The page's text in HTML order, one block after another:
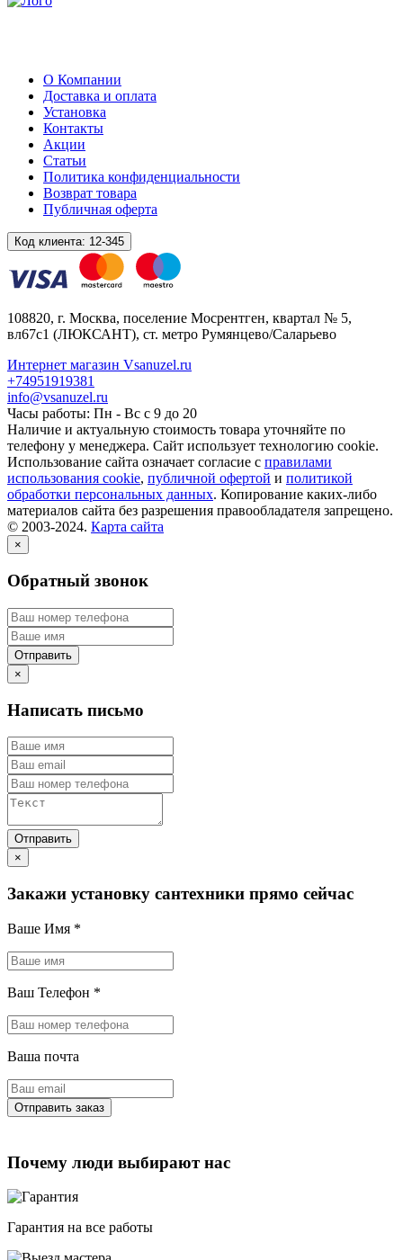
О Компании
Доставка и оплата
Установка
Контакты
Акции
Статьи
Политика конфиденциальности
Возврат товара
Публичная оферта
Код клиента: 12-345
108820, г. Москва, поселение Мосрентген, квартал № 5,
вл67с1 (ЛЮКСАНТ), ст. метро Румянцево/Саларьево
Интернет магазин Vsanuzel.ru
+74951919381
info@vsanuzel.ru
Часы работы: Пн - Вс с 9 до 20
Наличие и актуальную стоимость товара уточняйте по
телефону у менеджера. Сайт использует технологию cookie.
Использование сайта означает согласие с правилами
использования cookie, публичной офертой и политикой
обработки персональных данных. Копирование каких-либо
материалов сайта без разрешения правообладателя запрещено.
© 2003-2024. Карта сайта
×
Обратный звонок
×
Написать письмо
×
Закажи установку сантехники прямо сейчас
Ваше Имя *
Ваш Телефон *
Ваша почта
Почему люди выбирают нас
Гарантия на все работы